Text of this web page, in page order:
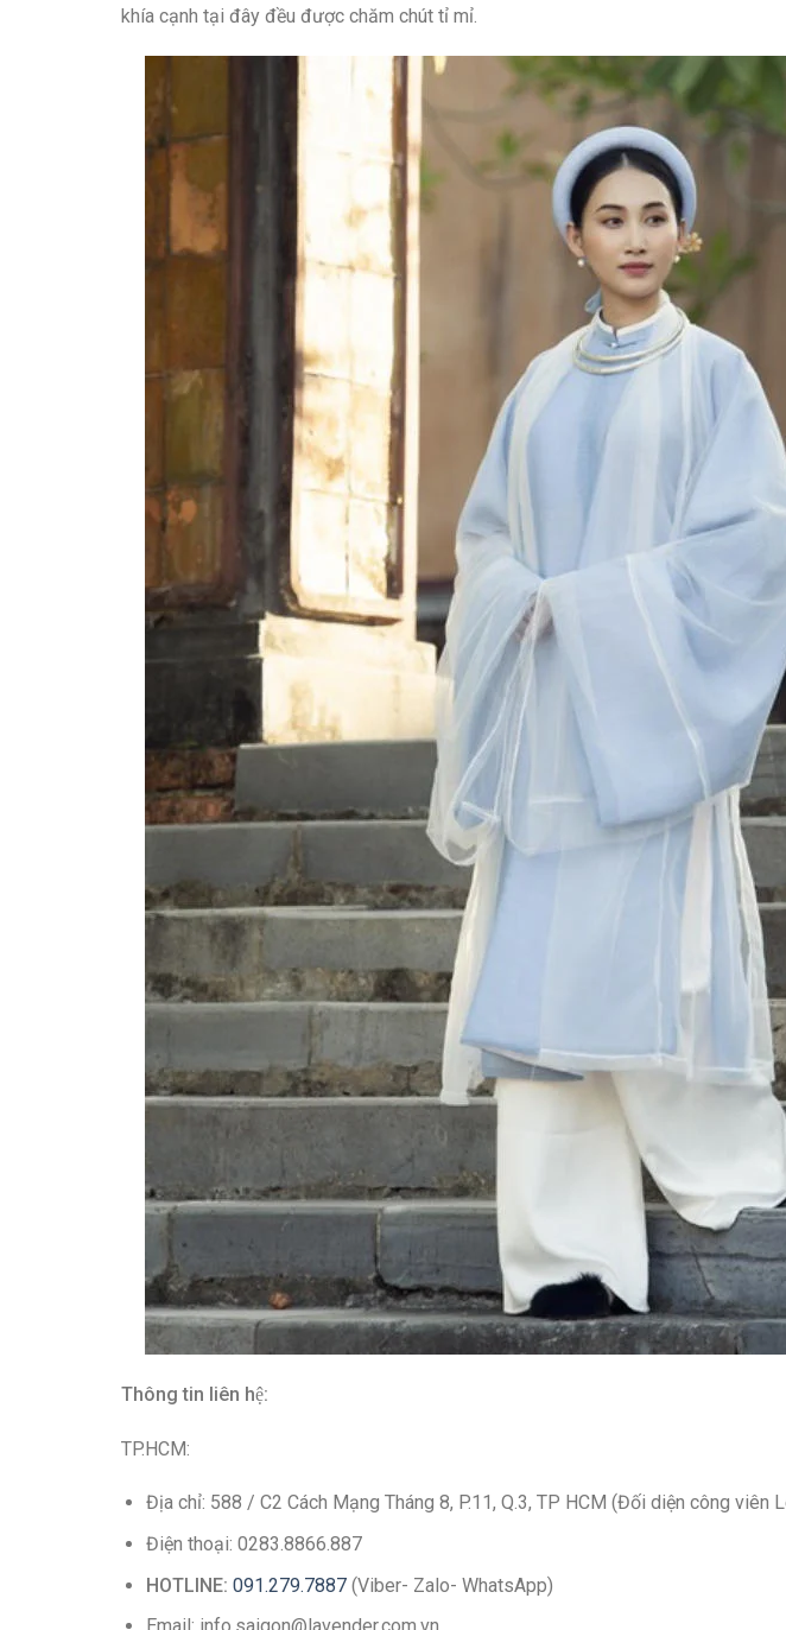
khía cạnh tại đây đều được chăm chút tỉ mỉ.
Thông tin liên hệ:
TP.HCM:
Địa chỉ: 588 / C2 Cách Mạng Tháng 8, P.11, Q.3, TP HCM (Đối diện công viên
Điện thoại: 0283.8866.887
HOTLINE: 091.279.7887(Viber- Zalo- WhatsApp)